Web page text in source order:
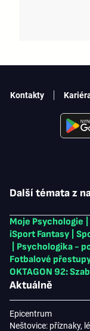
Další témata z
Moje Psychologie
iSport Fantasy
Psychologika -
Fotbalové
OKTAGON 92:
Aktuálně
Epicentrum
Neštovice: příznaky,
Kontakty